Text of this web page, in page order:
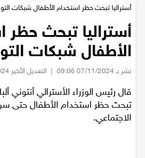
عيلبون
دير حنا
سخنين
عرابة
أستراليا تبحث حظر استخدام الأطفال شبكات
أستراليا تبحث حظر
الأطفال شبكات
نشر بـ 07/11/2024 09:06 | التعديل الأخير 07/11/2024 09:04
قال رئيس الوزراء الأسترالي أنتوني
الاجتماعي.